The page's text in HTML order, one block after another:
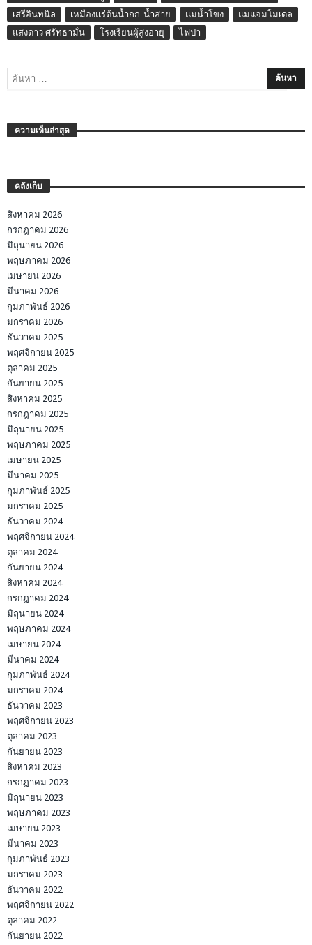
เสรีอินทนิล
เหมืองแร่ต้นน้ำกก-น้ำสาย แม่น้ำโขง
แม่แจ่มโมเดล
แสงดาว ศรัทธามั่น
โรงเรียนผู้สูงอายุ ไฟป่า
ความเห็นล่าสุด
คลังเก็บ
สิงหาคม 2026
กรกฎาคม 2026
มิถุนายน 2026
พฤษภาคม 2026
เมษายน 2026
มีนาคม 2026
กุมภาพันธ์ 2026
มกราคม 2026
ธันวาคม 2025
พฤศจิกายน 2025
ตุลาคม 2025
กันยายน 2025
สิงหาคม 2025
กรกฎาคม 2025
มิถุนายน 2025
พฤษภาคม 2025
เมษายน 2025
มีนาคม 2025
กุมภาพันธ์ 2025
มกราคม 2025
ธันวาคม 2024
พฤศจิกายน 2024
ตุลาคม 2024
กันยายน 2024
สิงหาคม 2024
กรกฎาคม 2024
มิถุนายน 2024
พฤษภาคม 2024
เมษายน 2024
มีนาคม 2024
กุมภาพันธ์ 2024
มกราคม 2024
ธันวาคม 2023
พฤศจิกายน 2023
ตุลาคม 2023
กันยายน 2023
สิงหาคม 2023
กรกฎาคม 2023
มิถุนายน 2023
พฤษภาคม 2023
เมษายน 2023
มีนาคม 2023
กุมภาพันธ์ 2023
มกราคม 2023
ธันวาคม 2022
พฤศจิกายน 2022
ตุลาคม 2022
กันยายน 2022